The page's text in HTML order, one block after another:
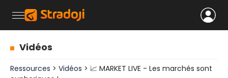
Vidéos
Ressources > Vidéos > 📈 MARKET LIVE - Les marchés sont